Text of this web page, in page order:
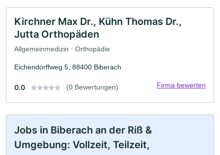
Kirchner Max Dr., Kühn Thomas Dr.,
Jutta Orthopäden
Allgemeinmedizin · Orthopädie
Eichendorffweg 5, 88400 Biberach
0.0 (0 Bewertungen) Firma bewerten
Jobs in Biberach an der Riß &
Umgebung: Vollzeit, Teilzeit,